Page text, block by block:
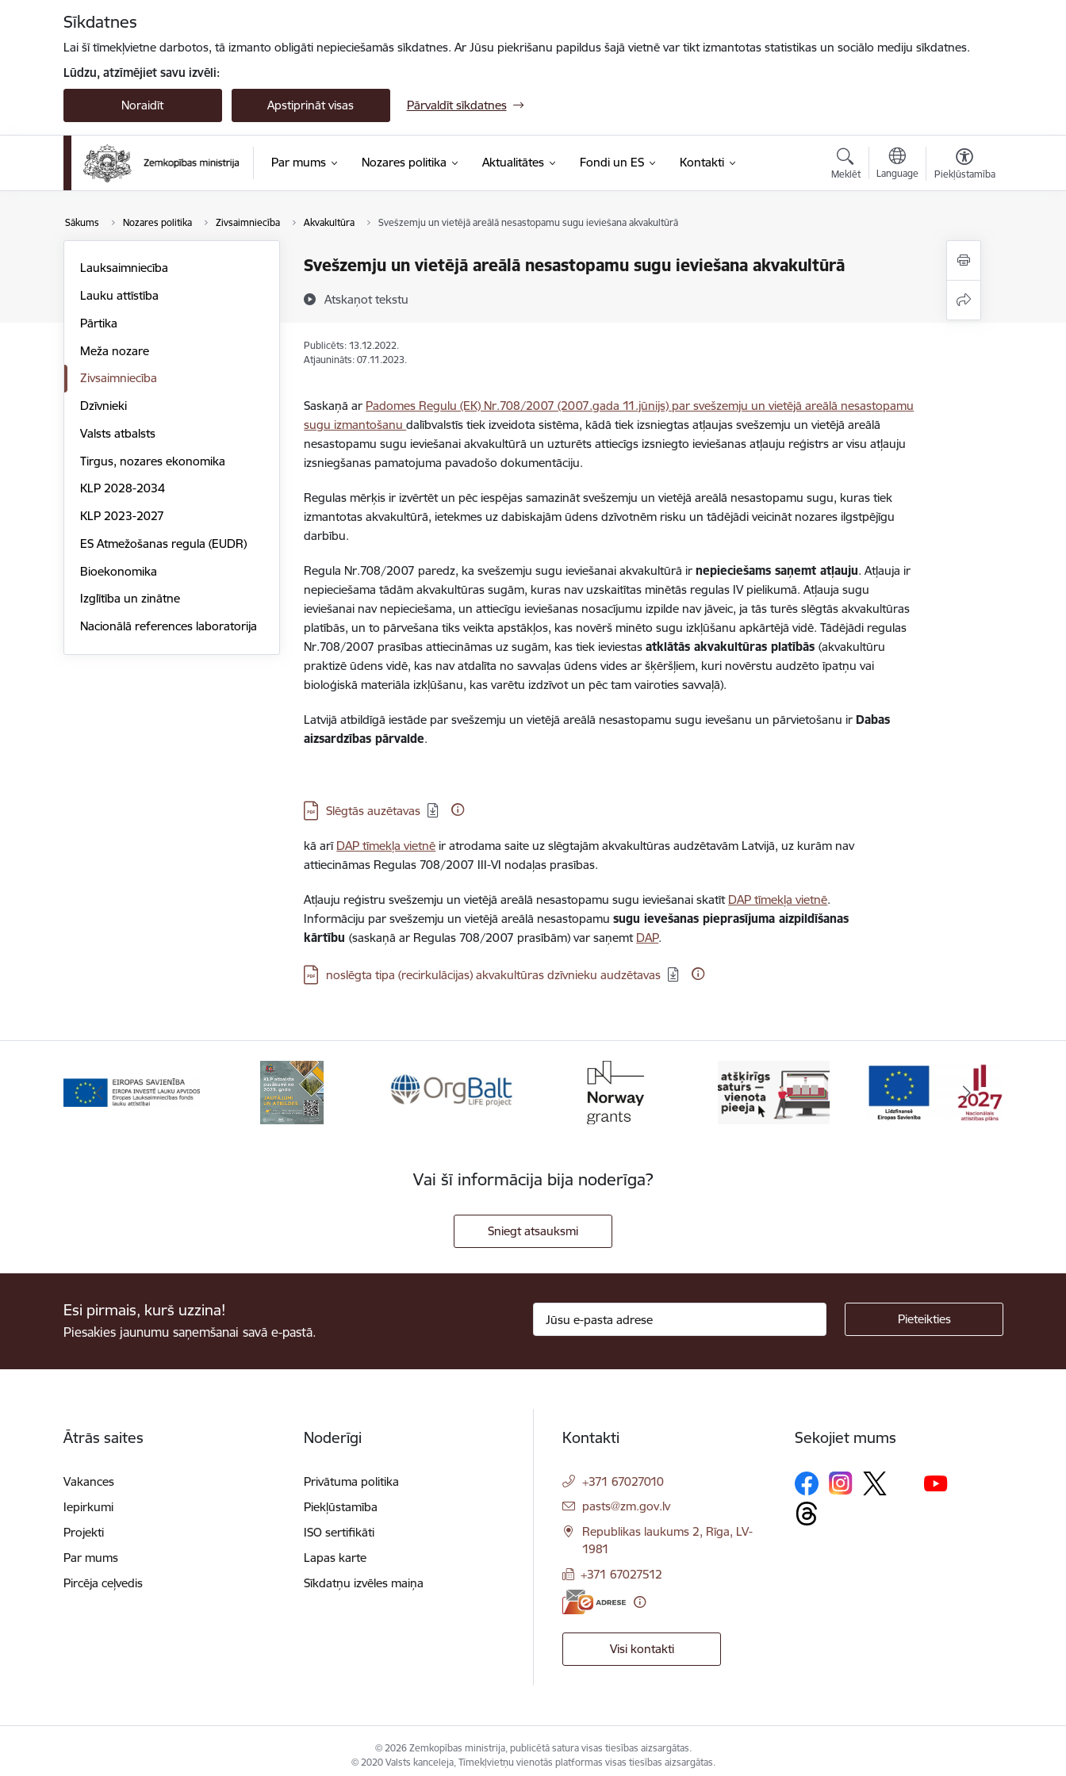
Sīkdatnes
Lai šī tīmekļvietne darbotos, tā izmanto obligāti nepieciešamās sīkdatnes. Ar Jūsu piekrišanu papildus šajā vietnē var tikt izmantotas statistikas un sociālo mediju sīkdatnes.
Lūdzu, atzīmējiet savu izvēli:
Noraidīt Apstiprināt visas Pārvaldīt sīkdatnes
Par mums Nozares politika Aktualitātes Fondi un ES Kontakti
Meklēt Language Piekļūstamība
Sākums Nozares politika Zivsaimniecība Akvakultūra Svešzemju un vietējā areālā nesastopamu sugu ieviešana akvakultūrā
Svešzemju un vietējā areālā nesastopamu sugu ieviešana akvakultūrā
Atskaņot tekstu
Lauksaimniecība
Lauku attīstība
Pārtika
Meža nozare
Zivsaimniecība
Dzīvnieki
Valsts atbalsts
Tirgus, nozares ekonomika
KLP 2028-2034
KLP 2023-2027
ES Atmežošanas regula (EUDR)
Bioekonomika
Izglītība un zinātne
Nacionālā references laboratorija
Publicēts: 13.12.2022.
Atjaunināts: 07.11.2023.
Saskaņā ar Padomes Regulu (EK) Nr.708/2007 (2007.gada 11.jūnijs) par svešzemju un vietējā areālā nesastopamu
sugu izmantošanudalībvalstīs tiek izveidota sistēma, kādā tiek izsniegtas atļaujas svešzemju un vietējā areālā
nesastopamu sugu ieviešanai akvakultūrā un uzturēts attiecīgs izsniegto ieviešanas atļauju reģistrs ar visu atļauju
izsniegšanas pamatojuma pavadošo dokumentāciju.
Regulas mērķis ir izvērtēt un pēc iespējas samazināt svešzemju un vietējā areālā nesastopamu sugu, kuras tiek
izmantotas akvakultūrā, ietekmes uz dabiskajām ūdens dzīvotnēm risku un tādējādi veicināt nozares ilgstpējīgu
darbību.
Regula Nr.708/2007 paredz, ka svešzemju sugu ieviešanai akvakultūrā irnepieciešams saņemt atļauju. Atļauja ir
nepieciešama tādām akvakultūras sugām, kuras nav uzskaitītas minētās regulas IV pielikumā. Atļauja sugu
ieviešanai nav nepieciešama, un attiecīgu ieviešanas nosacījumu izpilde nav jāveic, ja tās turēs slēgtās akvakultūras
platībās, un to pārvešana tiks veikta apstākļos, kas novērš minēto sugu izkļūšanu apkārtējā vidē. Tādējādi regulas
Nr.708/2007 prasības attiecināmas uz sugām, kas tiek ieviestasatklātās akvakultūras platībās(akvakultūru
praktizē ūdens vidē, kas nav atdalīta no savvaļas ūdens vides ar šķēršļiem, kuri novērstu audzēto īpatņu vai
bioloģiskā materiāla izkļūšanu, kas varētu izdzīvot un pēc tam vairoties savvaļā).
Latvijā atbildīgā iestāde par svešzemju un vietējā areālā nesastopamu sugu ievešanu un pārvietošanu irDabas
aizsardzības pārvalde.
Lejupielādēt:
Slēgtās auzētavas
kā arī DAP tīmekļa vietnē ir atrodama saite uz slēgtajām akvakultūras audzētavām Latvijā, uz kurām nav
attiecināmas Regulas 708/2007 III-VI nodaļas prasības.
Atļauju reģistru svešzemju un vietējā areālā nesastopamu sugu ieviešanai skatīt DAP tīmekļa vietnē.
Informāciju par svešzemju un vietējā areālā nesastopamusugu ievešanas pieprasījuma aizpildīšanas
kārtību(saskaņā ar Regulas 708/2007 prasībām) var saņemt DAP.
Lejupielādēt:
noslēgta tipa (recirkulācijas) akvakultūras dzīvnieku audzētavas
Vai šī informācija bija noderīga?
Sniegt atsauksmi
Esi pirmais, kurš uzzina!
Piesakies jaunumu saņemšanai savā e-pastā.
Ātrās saites
Vakances
Iepirkumi
Projekti
Par mums
Pircēja ceļvedis
Noderīgi
Privātuma politika
Piekļūstamība
ISO sertifikāti
Lapas karte
Sīkdatņu izvēles maiņa
Kontakti
+371 67027010
E-pasts:
pasts@zm.gov.lv
Republikas laukums 2, Rīga, LV-
1981
+371 67027512
Visi kontakti
Sekojiet mums
© 2026 Zemkopības ministrija, publicētā satura visas tiesības aizsargātas.
© 2020 Valsts kanceleja, Tīmekļvietņu vienotās platformas visas tiesības aizsargātas.